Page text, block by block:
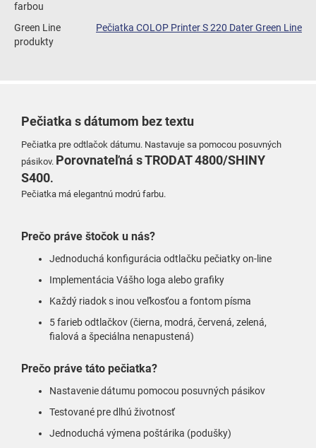
farbou
Green Line
produkty
Pečiatka COLOP Printer S 220 Dater Green Line
Pečiatka s dátumom bez textu
Pečiatka pre odtlačok dátumu. Nastavuje sa pomocou posuvných
pásikov. Porovnateľná s TRODAT 4800/SHINY
S400.
Pečiatka má elegantnú modrú farbu.
Prečo práve štočok u nás?
Jednoduchá konfigurácia odtlačku pečiatky on-line
Implementácia Vášho loga alebo grafiky
Každý riadok s inou veľkosťou a fontom písma
5 farieb odtlačkov (čierna, modrá, červená, zelená,
fialová a špeciálna nenapustená)
Prečo práve táto pečiatka?
Nastavenie dátumu pomocou posuvných pásikov
Testované pre dlhú životnosť
Jednoduchá výmena poštárika (podušky)